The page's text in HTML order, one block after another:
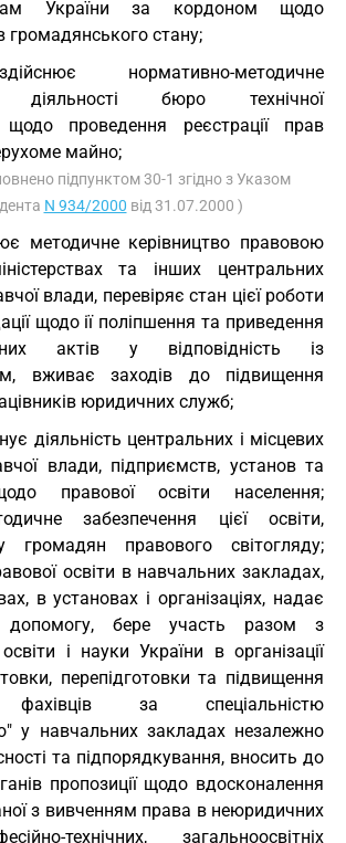
України за кордоном щодо
громадянського стану;
нормативно-методичне
діяльності бюро технічної
щодо проведення реєстрації прав
майно;
підпунктом 30-1 згідно з Указом
N 934/2000 від 31.07.2000 )
методичне керівництво правовою
та інших центральних
влади, перевіряє стан цієї роботи
щодо ії поліпшення та приведення
актів у відповідність із
вживає заходів до підвищення
юридичних служб;
діяльність центральних і місцевих
влади, підприємств, установ та
правової освіти населення;
забезпечення цієї освіти,
громадян правового світогляду;
освіти в навчальних закладах,
в установах і організаціях, надає
допомогу, бере участь разом з
і науки України в організації
перепідготовки та підвищення
фахівців за спеціальністю
у навчальних закладах незалежно
та підпорядкування, вносить до
пропозиції щодо вдосконалення
з вивченням права в неюридичних
технічних, загальноосвітніх